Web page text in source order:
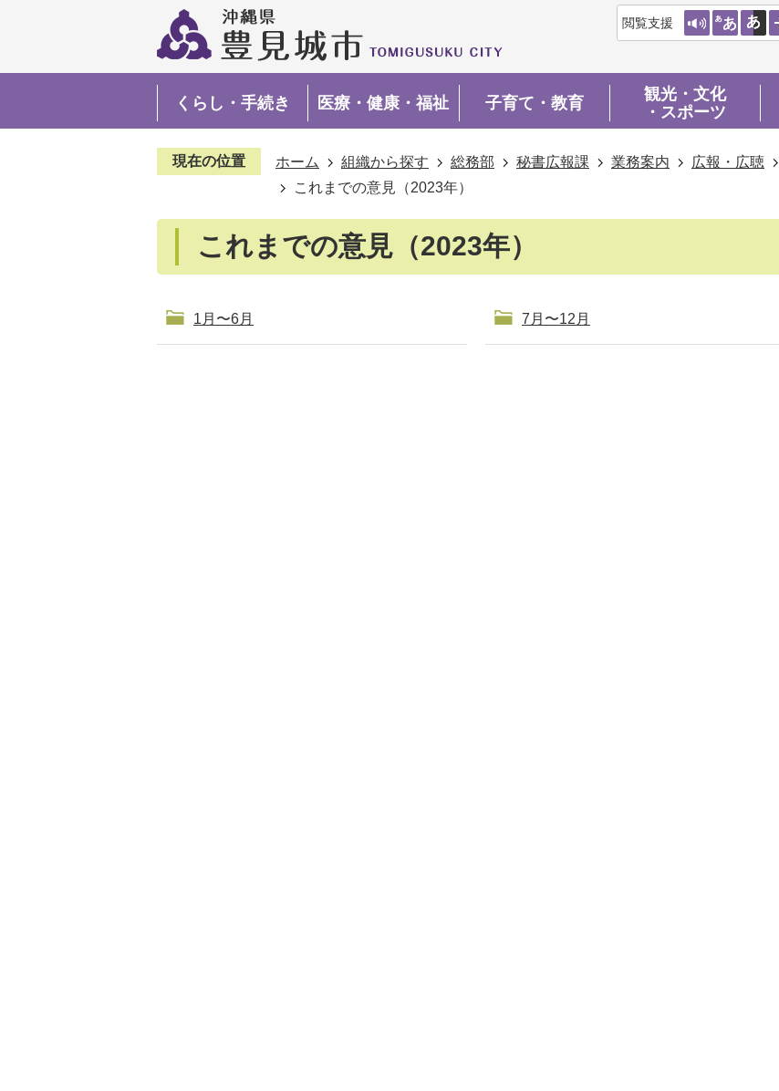
閲覧支援
くらし・手続き 医療・健康・福祉 子育て・教育
観光・文化
・スポーツ
現在の位置 ホーム 組織から探す 総務部 秘書広報課 業務案内 広報・広聴
これまでの意見（2023年）
これまでの意見（2023年）
1月〜6月 7月〜12月